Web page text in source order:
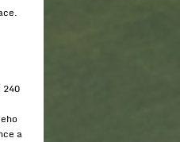
240
a